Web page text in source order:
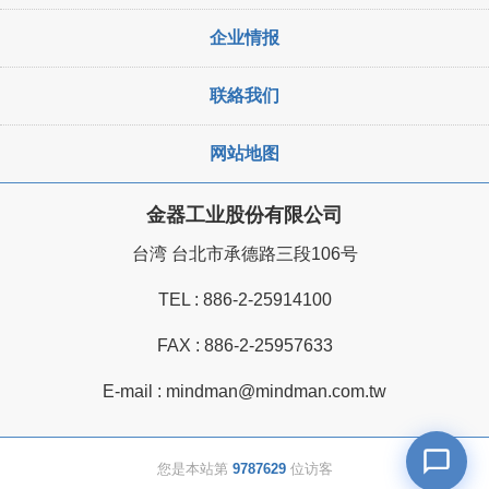
企业情报
联絡我们
网站地图
金器工业股份有限公司
台湾 台北市承德路三段106号
TEL : 886-2-25914100
FAX : 886-2-25957633
E-mail : mindman@mindman.com.tw
您是本站第 9787629位访客